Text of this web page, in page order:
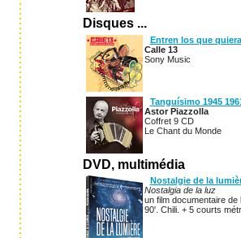
Disques ...
Entren los que
Calle 13
Sony Music
Tanguísimo 1945
Astor Piazzolla
Coffret 9 CD
Le Chant du Monde
DVD, multimédia
Nostalgie de la
Nostalgia de la luz
un film documentaire de
90'. Chili. + 5 courts